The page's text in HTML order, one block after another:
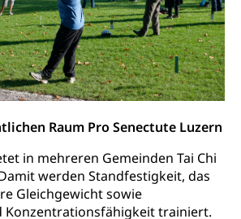
Raum Pro Senectute Luzern
in mehreren Gemeinden Tai Chi
werden Standfestigkeit, das
Gleichgewicht sowie
Konzentrationsfähigkeit trainiert.